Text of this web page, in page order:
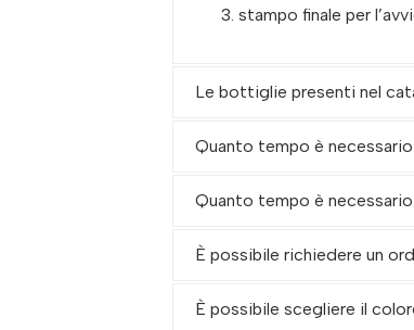
stampo finale per
Le bottiglie presenti nel
Quanto tempo è
Quanto tempo è
È possibile richiedere un
È possibile scegliere il